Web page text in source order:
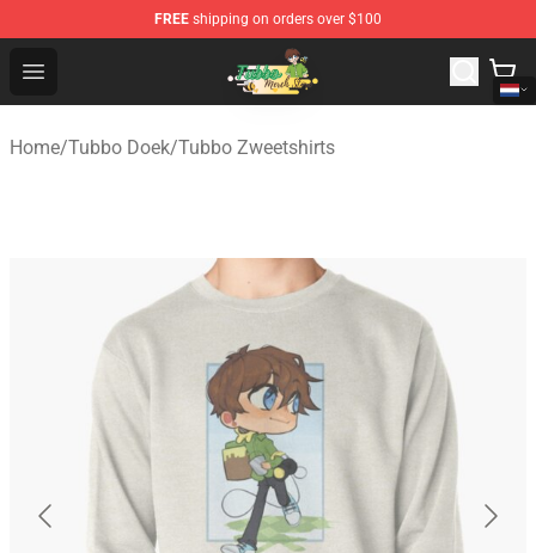
FREE shipping on orders over $100
Open menu
Tubbo Store - Official Tubbo Merchandise Shop
Home/Tubbo Doek/Tubbo Zweetshirts